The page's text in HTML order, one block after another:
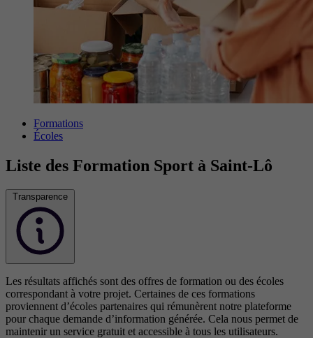
Formations
Écoles
Liste des Formation Sport à Saint-Lô
Transparence
Les résultats affichés sont des offres de formation ou des écoles
correspondant à votre projet. Certaines de ces formations
proviennent d’écoles partenaires qui rémunèrent notre plateforme
pour chaque demande d’information générée. Cela nous permet de
maintenir un service gratuit et accessible à tous les utilisateurs.